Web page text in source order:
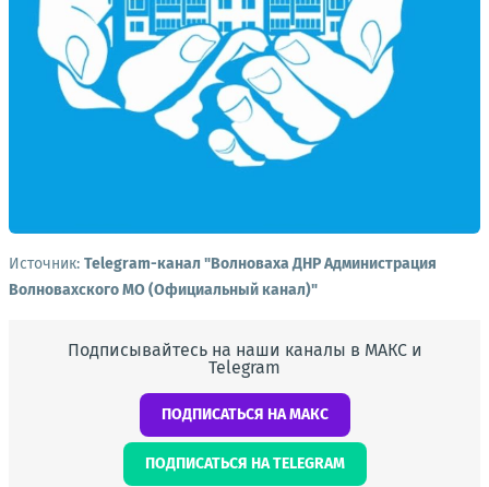
Источник: Telegram-канал "Волноваха ДНР Администрация
Волновахского МО (Официальный канал)"
Подписывайтесь на наши каналы в МАКС и
Telegram
ПОДПИСАТЬСЯ НА МАКС
ПОДПИСАТЬСЯ НА TELEGRAM